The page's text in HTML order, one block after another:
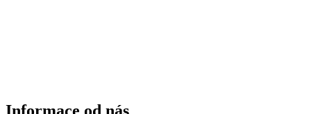
Informace od nás